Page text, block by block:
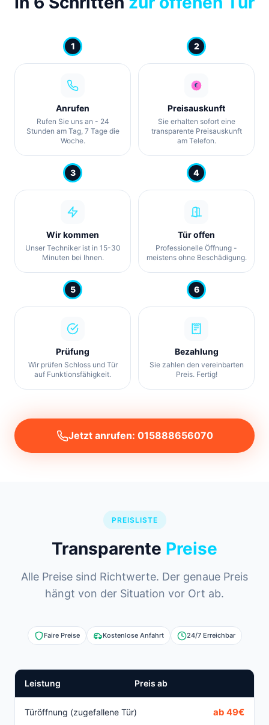
1
Anrufen
Rufen Sie uns an - 24
Stunden am Tag, 7 Tage die
Woche.
2
Preisauskunft
Sie erhalten sofort eine
transparente Preisauskunft
am Telefon.
3
Wir kommen
Unser Techniker ist in 15-30
Minuten bei Ihnen.
4
Tür offen
Professionelle Öffnung -
meistens ohne Beschädigung.
5
Prüfung
Wir prüfen Schloss und Tür
auf Funktionsfähigkeit.
6
Bezahlung
Sie zahlen den vereinbarten
Preis. Fertig!
Jetzt anrufen: 015888656070
PREISLISTE
Transparente Preise
Alle Preise sind Richtwerte. Der genaue Preis
hängt von der Situation vor Ort ab.
Faire Preise Kostenlose Anfahrt 24/7 Erreichbar
Leistung Preis ab
Türöffnung (zugefallene Tür) ab 49€